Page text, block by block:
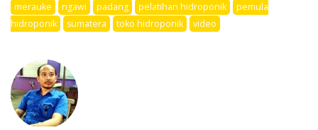
merauke
ngawi padang pelatihan hidroponik
pemula
hidroponik
sumatera toko hidroponik video